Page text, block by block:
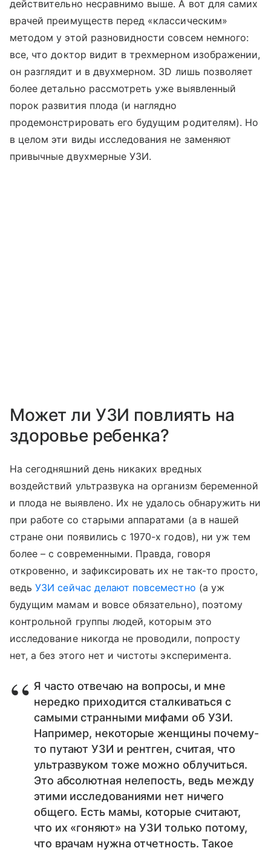
действительно несравнимо выше. А вот для самих
врачей преимуществ перед «классическим»
методом у этой разновидности совсем немного:
все, что доктор видит в трехмерном изображении,
он разглядит и в двухмерном. 3D лишь позволяет
более детально рассмотреть уже выявленный
порок развития плода (и наглядно
продемонстрировать его будущим родителям). Но
в целом эти виды исследования не заменяют
привычные двухмерные УЗИ.
Может ли УЗИ повлиять на
здоровье ребенка?
На сегодняшний день никаких вредных
воздействий ультразвука на организм беременной
и плода не выявлено. Их не удалось обнаружить ни
при работе со старыми аппаратами (а в нашей
стране они появились с 1970-х годов), ни уж тем
более – с современными. Правда, говоря
откровенно, и зафиксировать их не так-то просто,
ведьУЗИ сейчас делают повсеместно (а уж
будущим мамам и вовсе обязательно), поэтому
контрольной группы людей, которым это
исследование никогда не проводили, попросту
нет, а без этого нет и чистоты эксперимента.
Я часто отвечаю на вопросы, и мне
нередко приходится сталкиваться с
самыми странными мифами об УЗИ.
Например, некоторые женщины почему-
то путают УЗИ и рентген, считая, что
ультразвуком тоже можно облучиться.
Это абсолютная нелепость, ведь между
этими исследованиями нет ничего
общего. Есть мамы, которые считают,
что их «гоняют» на УЗИ только потому,
что врачам нужна отчетность. Такое